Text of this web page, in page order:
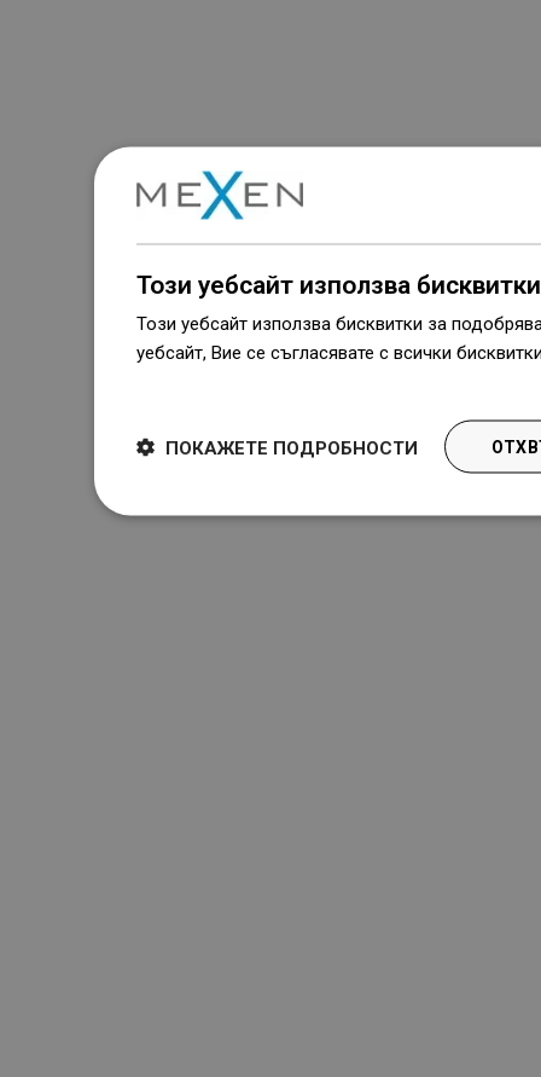
Този уебсайт използва бисквитки
Този уебсайт използва бисквитки за
уебсайт, Вие се съгласявате с всички
ПОКАЖЕТЕ ПОДРОБНОСТИ